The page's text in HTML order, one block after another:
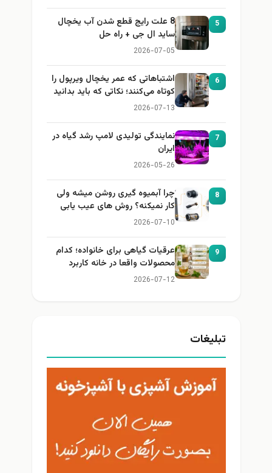
5
8 علت رایج قطع شدن آب یخچال
ساید ال جی + راه حل
2026-07-05
6
اشتباهاتی که عمر یخچال ویرپول را
کوتاه می‌کنند؛ نکاتی که باید بدانید
2026-07-13
7
نمایندگی تولیدی لامپ رشد گیاه در
ایران
2026-05-26
8
چرا آبمیوه گیری روشن میشه ولی
کار نمیکنه؟ روش های عیب یابی
2026-07-10
9
عرقیات گیاهی برای خانواده؛ کدام
محصولات واقعا در خانه کاربرد
دارند؟
2026-07-12
تبلیغات